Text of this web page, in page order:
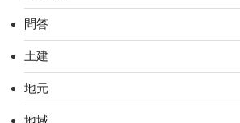
問答
土建
地元